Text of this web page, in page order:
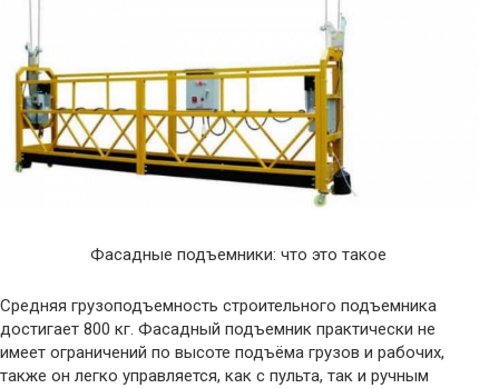
Фасадные подъемники: что это такое
Средняя грузоподъемность строительного подъемника
достигает 800 кг. Фасадный подъемник практически не
имеет ограничений по высоте подъёма грузов и рабочих,
также он легко управляется, как с пульта, так и ручным